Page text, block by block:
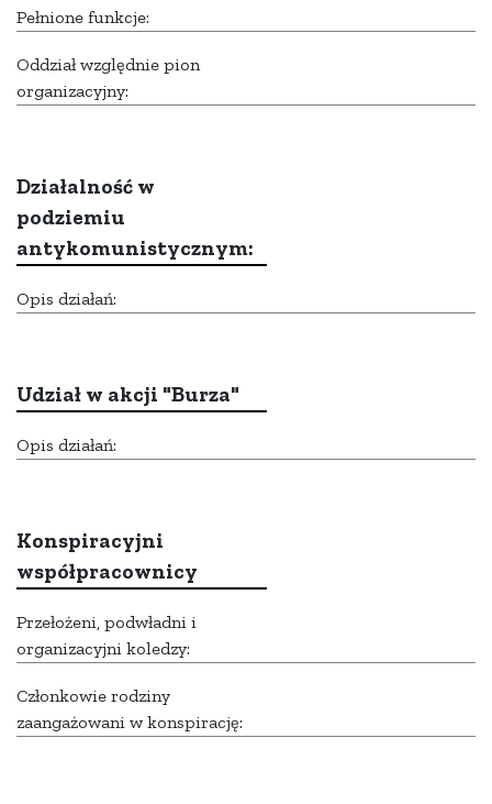
Pełnione funkcje:
Oddział względnie pion
organizacyjny:
Działalność w
podziemiu
antykomunistycznym:
Opis działań:
Udział w akcji "Burza"
Opis działań:
Konspiracyjni
współpracownicy
Przełożeni, podwładni i
organizacyjni koledzy:
Członkowie rodziny
zaangażowani w konspirację: